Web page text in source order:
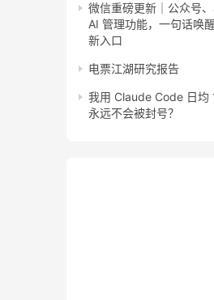
微信重磅更新｜公众号
AI 管理功能，一句话唤
新入口
电票江湖研究报告
我用 Claude Code 日均
永远不会被封号？